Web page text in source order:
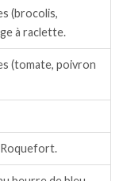
(brocolis,
à raclette.
(tomate, poivron
Roquefort.